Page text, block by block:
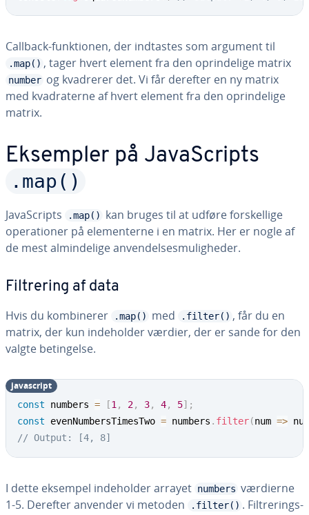
Callback-funk­tio­nen, der indtastes som argument til
.map() , tager hvert element fra den op­rin­de­li­ge matrix
number og kvadrerer det. Vi får derefter en ny matrix
med kva­dra­ter­ne af hvert element fra den op­rin­de­li­ge
matrix.
Eksempler på Ja­va­Scripts
.map()
Ja­va­Scripts .map()
kan bruges til at udføre for­skel­li­ge
ope­ra­tio­ner på ele­men­ter­ne i en matrix. Her er nogle af
de mest al­min­de­li­ge an­ven­del­ses­mu­lig­he­der.
Fil­tre­ring af data
Hvis du kom­bi­ne­rer .map() med .filter() , får du en
matrix, der kun in­de­hol­der værdier, der er sande for den
valgte be­tin­gel­se.
const numbers = [1 , 2, 3, 4, 5] ;
const evenNumbersTimesTwo = numbers . filter(num =>
// Output: [4, 8]
ja­va­script
I dette eksempel in­de­hol­der arrayet numbers værdierne
1-5. Derefter anvender vi metoden
.filter() . Fil­tre­rings­